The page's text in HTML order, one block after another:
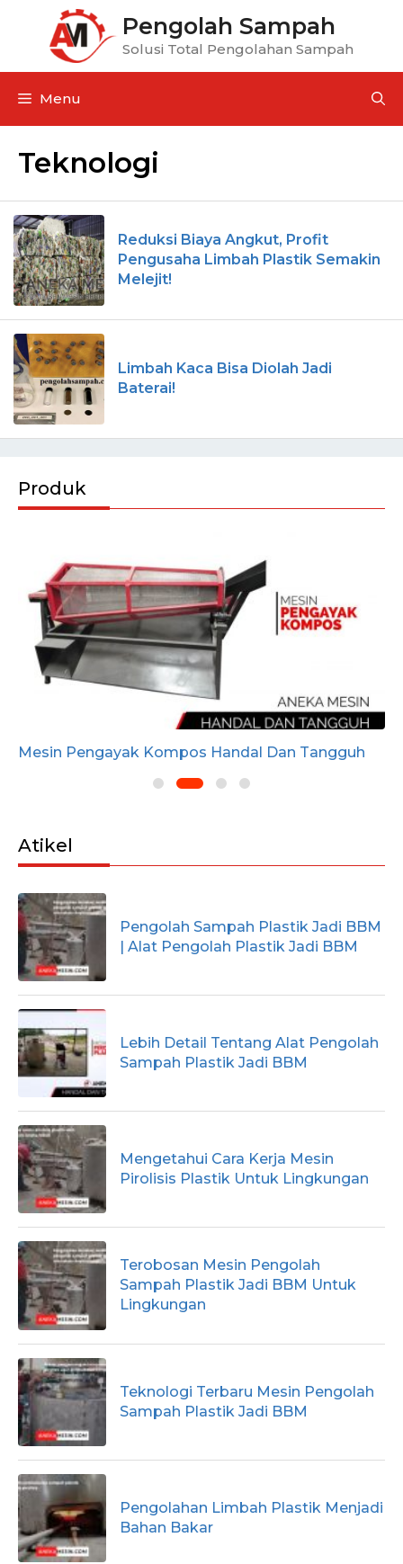
Pengolah Sampah
Solusi Total Pengolahan Sampah
Menu
Teknologi
Reduksi Biaya Angkut, Profit
Pengusaha Limbah Plastik Semakin
Melejit!
Limbah Kaca Bisa Diolah Jadi
Baterai!
Produk
Mesin Pengayak Kompos Handal Dan Tangguh
Atikel
Pengolah Sampah Plastik Jadi BBM
| Alat Pengolah Plastik Jadi BBM
Lebih Detail Tentang Alat Pengolah
Sampah Plastik Jadi BBM
Mengetahui Cara Kerja Mesin
Pirolisis Plastik Untuk Lingkungan
Terobosan Mesin Pengolah
Sampah Plastik Jadi BBM Untuk
Lingkungan
Teknologi Terbaru Mesin Pengolah
Sampah Plastik Jadi BBM
Pengolahan Limbah Plastik Menjadi
Bahan Bakar